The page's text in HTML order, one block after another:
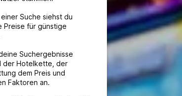
Suche siehst du
Preise für günstige
Suchergebnisse
der Hotelkette, der
dem Preis und
Faktoren an.